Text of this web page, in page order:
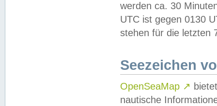
werden ca. 30
UTC ist gegen 0130
stehen für die letzten
Seezeichen
OpenSeaMap ↗
nautische